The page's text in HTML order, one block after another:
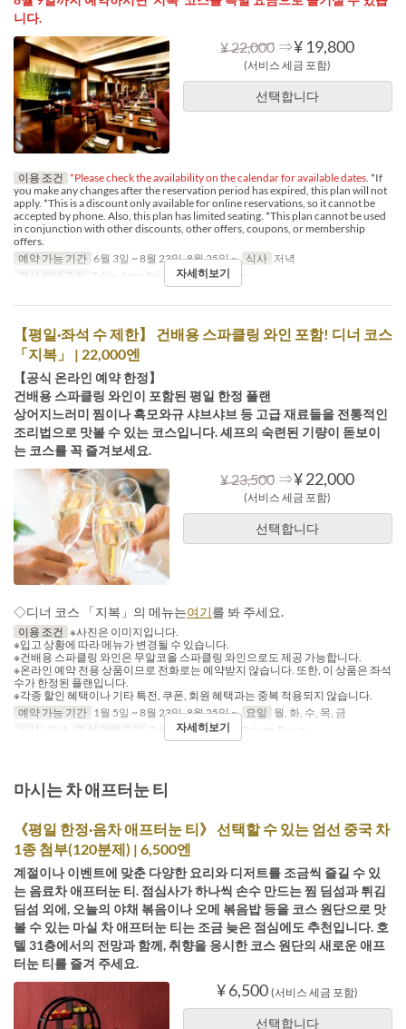
니다.
¥ 22,000 ⇒¥ 19,800
(서비스 세금 포함)
선택합니다
이용 조건 *Please check the availability on the calendar for available dates. *If
you make any changes after the reservation period has expired, this plan will not
apply. *This is a discount only available for online reservations, so it cannot be
accepted by phone. Also, this plan has limited seating. *This plan cannot be used
in conjunction with other discounts, other offers, coupons, or membership
offers.
예약 가능 기간 6월 3일 ~ 8월 23일, 8월 25일 ~ 식사 저녁
좌석 카테고리
Table, Semi Private, Private Room
자세히보기
【평일·좌석 수 제한】 건배용 스파클링 와인 포함! 디너 코스
「지복」 | 22,000엔
【공식 온라인 예약 한정】
건배용 스파클링 와인이 포함된 평일 한정 플랜
상어지느러미 찜이나 흑모와규 샤브샤브 등 고급 재료들을 전통적인
조리법으로 맛볼 수 있는 코스입니다. 셰프의 숙련된 기량이 돋보이
는 코스를 꼭 즐겨보세요.
¥ 23,500 ⇒¥ 22,000
(서비스 세금 포함)
선택합니다
◇디너 코스 「지복」의 메뉴는여기를 봐 주세요.
이용 조건 ※사진은 이미지입니다.
※입고 상황에 따라 메뉴가 변경될 수 있습니다.
※건배용 스파클링 와인은 무알코올 스파클링 와인으로도 제공 가능합니다.
※온라인 예약 전용 상품이므로 전화로는 예약받지 않습니다. 또한, 이 상품은 좌석
수가 한정된 플랜입니다.
※각종 할인 혜택이나 기타 특전, 쿠폰, 회원 혜택과는 중복 적용되지 않습니다.
예약 가능 기간 1월 5일 ~ 8월 23일, 8월 25일 ~ 요일
월, 화, 수, 목, 금
식사
저녁 좌석 카테고리 Table, Semi Private, Private Room
자세히보기
마시는 차 애프터눈 티
《평일 한정·음차 애프터눈 티》 선택할 수 있는 엄선 중국 차
1종 첨부(120분제) | 6,500엔
계절이나 이벤트에 맞춘 다양한 요리와 디저트를 조금씩 즐길 수 있
는 음료차 애프터눈 티. 점심사가 하나씩 손수 만드는 찜 딤섬과 튀김
딤섬 외에, 오늘의 야채 볶음이나 오메 볶음밥 등을 코스 원단으로 맛
볼 수 있는 마실 차 애프터눈 티는 조금 늦은 점심에도 추천입니다. 호
텔 31층에서의 전망과 함께, 취향을 응시한 코스 원단의 새로운 애프
터눈 티를 즐겨 주세요.
¥ 6,500 (서비스 세금 포함)
선택합니다